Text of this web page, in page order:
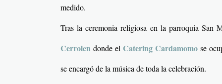
medido.
Tras la ceremonia religiosa en la parroquia
Cerrolen donde el Catering Cardamomo se
se encargó de la música de toda la celebración.